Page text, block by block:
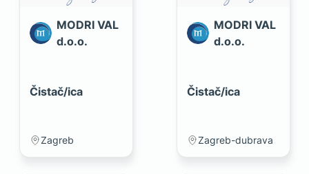
MODRI VAL
d.o.o.
Čistač/ica
Zagreb
MODRI VAL
d.o.o.
Čistač/ica
Zagreb-dubrava